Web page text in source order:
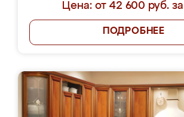
Цена: от 42 600 руб.
ПОДРОБНЕЕ